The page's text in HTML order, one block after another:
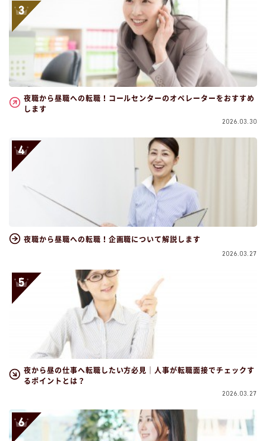
夜職から昼職への転職！コールセンターのオペレーターをおすすめ
します
2026.03.30
夜職から昼職への転職！企画職について解説します
2026.03.27
夜から昼の仕事へ転職したい方必見｜人事が転職面接でチェックす
るポイントとは？
2026.03.27